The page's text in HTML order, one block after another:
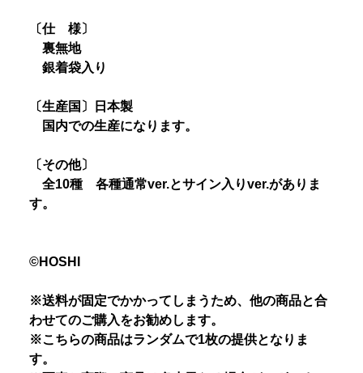
〔仕 様〕
裏無地
銀着袋入り
〔生産国〕日本製
国内での生産になります。
〔その他〕
全10種 各種通常ver.とサイン入りver.がありま
す。
©HOSHI
※送料が固定でかかってしまうため、他の商品と合
わせてのご購入をお勧めします。
※こちらの商品はランダムで1枚の提供となりま
す。